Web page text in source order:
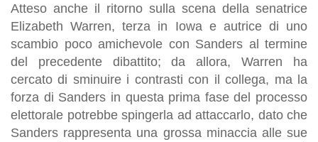
Atteso anche il ritorno sulla scena della senatrice
Elizabeth Warren, terza in Iowa e autrice di uno
scambio poco amichevole con Sanders al termine
del precedente dibattito; da allora, Warren ha
cercato di sminuire i contrasti con il collega, ma la
forza di Sanders in questa prima fase del processo
elettorale potrebbe spingerla ad attaccarlo, dato che
Sanders rappresenta una grossa minaccia alle sue